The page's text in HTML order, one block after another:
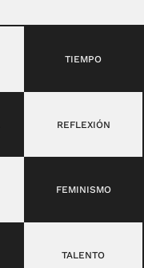
TIEMPO
REFLEXIÓN
FEMINISMO
TALENTO